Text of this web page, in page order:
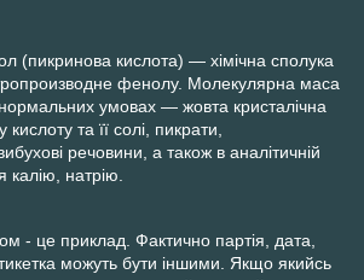
(пикринова кислота) — хімічна сполука
фенолу. Молекулярна маса
умовах — жовта кристалічна
та її солі, пикрати,
речовини, а також в аналітичній
калію, натрію.
- це приклад. Фактично партія, дата,
можуть бути іншими. Якщо якийсь